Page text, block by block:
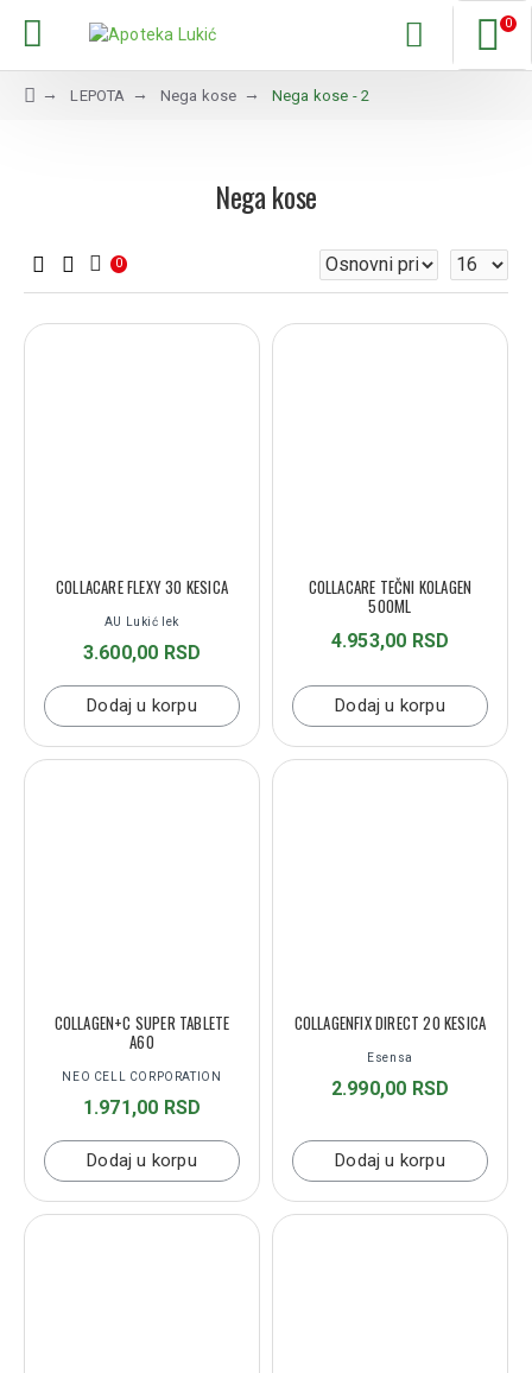
0
LEPOTA Nega kose Nega kose - 2
Nega kose
0
AU Lukić lek
COLLACARE FLEXY 30 KESICA
3.600,00 RSD
Dodaj u korpu
COLLACARE TEČNI KOLAGEN
500ML
4.953,00 RSD
Dodaj u korpu
NEO CELL CORPORATION
COLLAGEN+C SUPER TABLETE
A60
1.971,00 RSD
Dodaj u korpu
Esensa
COLLAGENFIX DIRECT 20 KESICA
2.990,00 RSD
Dodaj u korpu